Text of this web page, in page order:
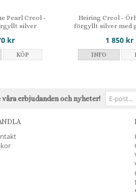
Pearl Creol -
silver
kr
KÖP
Heiring Creol -
förgyllt silver med
1 850 kr
INFO
våra erbjudanden och nyheter!